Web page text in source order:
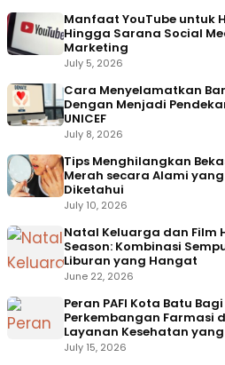
Manfaat YouTube untuk
Hingga Sarana Social
Marketing
July 5, 2026
Cara Menyelamatkan
Dengan Menjadi
UNICEF
July 8, 2026
Tips Menghilangkan
Merah secara Alami yang
Diketahui
July 10, 2026
Natal Keluarga dan Film
Season: Kombinasi
Liburan yang Hangat
June 22, 2026
Peran PAFI Kota Batu Bagi
Perkembangan Farmasi
Layanan Kesehatan yang
July 15, 2026